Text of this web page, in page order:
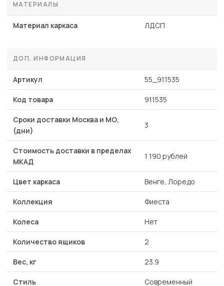
МАТЕРИАЛЫ
Материал каркаса ЛДСП
ДОП. ИНФОРМАЦИЯ
Артикул 55_911535
Код товара 911535
Сроки доставки Москва и МО,
(дни)
3
Стоимость доставки в пределах
МКАД
1 190 рублей
Цвет каркаса Венге, Лоредо
Коллекция Фиеста
Колеса Нет
Количество ящиков 2
Вес, кг 23.9
Стиль Современный